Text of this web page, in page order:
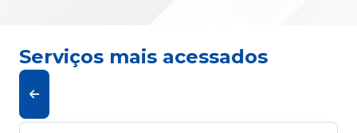
Serviços mais acessados